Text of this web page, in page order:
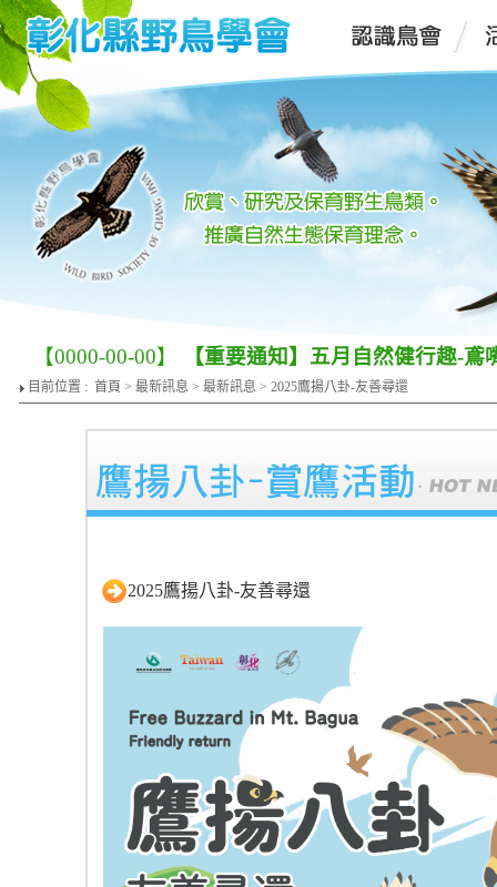
【0000-00-00】 彰化鳥會徵才囉 !
目前位置 : 首頁 >最新訊息 >最新訊息 > 2025鷹揚八卦-友善尋還
2025鷹揚八卦-友善尋還